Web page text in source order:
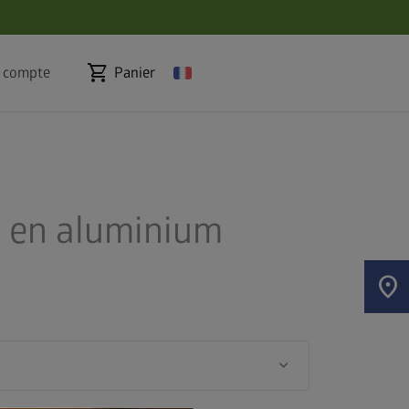
shopping_cart Panier
en aluminium
keyboard_arrow_down
location_on